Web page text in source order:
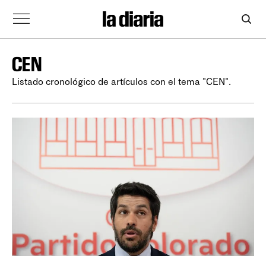
CEN
Listado cronológico de artículos con el tema "CEN".